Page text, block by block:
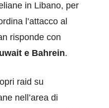
in Libano, per
l’attacco al
risponde con
e Bahrein.
raid su
nell’area di